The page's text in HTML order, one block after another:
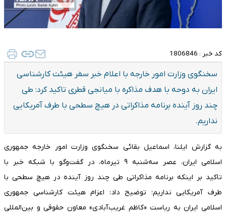
کد خبر : 1806846
سخنگوی وزارت امور خارجه با اعلام خبر سفر هیئت کارشناسی
ایران به دوحه با هدف مذاکره با میانجی قطری تاکید کرد: طی
چند روز آینده برنامه مذاکراتی در هیچ سطحی با طرف آمریکایی
نداریم.
به گزارش ایلنا، اسماعیل بقائی سخنگوی وزارت امور خارجه جمهوری
اسلامی ایران، عصر سه‌شنبه ۹ تیرماه، در گفت‌وگو با شبکه خبر با
تاکید بر اینکه برنامه مذاکراتی طی چند روز آینده در هیچ سطحی با
طرف آمریکایی نداریم؛ توضیح داد: اعزام هیئت کارشناسی جمهوری
اسلامی ایران به ریاست «کاظم غریب‌آبادی» معاون حقوقی و بین‌المللی